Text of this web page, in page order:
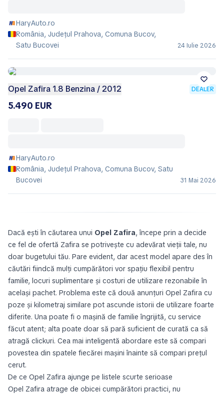
HaryAuto.ro
România, Județul Prahova, Comuna Bucov,
Satu Bucovei
24 Iulie 2026
Opel Zafira 1.8 Benzina / 2012 DEALER
5.490 EUR
HaryAuto.ro
România, Județul Prahova, Comuna Bucov, Satu
Bucovei
31 Mai 2026
Dacă ești în căutarea unui Opel Zafira, începe prin a decide
ce fel de ofertă Zafira se potrivește cu adevărat vieții tale, nu
doar bugetului tău. Pare evident, dar acest model apare des în
căutări fiindcă mulți cumpărători vor spațiu flexibil pentru
familie, locuri suplimentare și costuri de utilizare rezonabile în
același pachet. Problema este că două anunțuri Opel Zafira cu
poze și kilometraj similare pot ascunde istorii de utilizare foarte
diferite. Una poate fi o mașină de familie îngrijită, cu service
făcut atent; alta poate doar să pară suficient de curată ca să
atragă clickuri. Cea mai inteligentă abordare este să compari
povestea din spatele fiecărei mașini înainte să compari prețul
cerut.
De ce Opel Zafira ajunge pe listele scurte serioase
Opel Zafira atrage de obicei cumpărători practici, nu